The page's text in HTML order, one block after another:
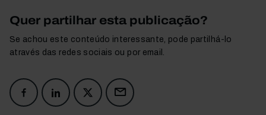
Quer partilhar esta publicação?
Se achou este conteúdo interessante, pode partilhá-lo
através das redes sociais ou por email.